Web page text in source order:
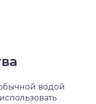
водой